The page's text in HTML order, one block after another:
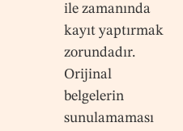
ile zamanında
kayıt yaptırmak
zorundadır.
Orijinal
belgelerin
sunulamaması